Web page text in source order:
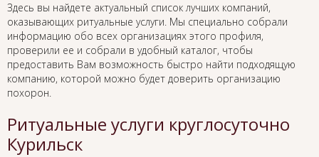
Здесь вы найдете актуальный список лучших компаний,
оказывающих ритуальные услуги. Мы специально собрали
информацию обо всех организациях этого профиля,
проверили ее и собрали в удобный каталог, чтобы
предоставить Вам возможность быстро найти подходящую
компанию, которой можно будет доверить организацию
похорон.
Ритуальные услуги круглосуточно
Курильск